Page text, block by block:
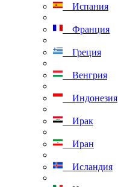
Испания
Франция
Греция
Венгрия
Индонезия
Ирак
Иран
Исландия